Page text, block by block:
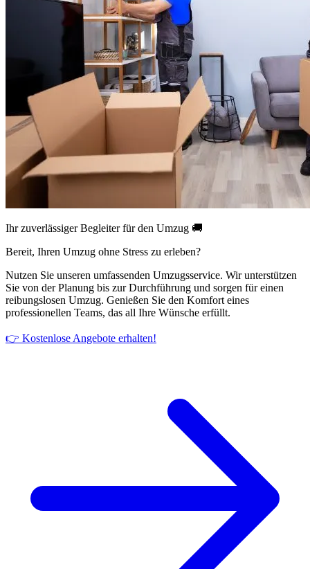
Ihr zuverlässiger Begleiter für den Umzug 🚚
Bereit, Ihren Umzug ohne Stress zu erleben?
Nutzen Sie unseren umfassenden Umzugsservice. Wir unterstützen
Sie von der Planung bis zur Durchführung und sorgen für einen
reibungslosen Umzug. Genießen Sie den Komfort eines
professionellen Teams, das all Ihre Wünsche erfüllt.
👉 Kostenlose Angebote erhalten!